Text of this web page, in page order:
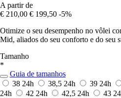
A partir de
€ 210,00 € 199,50 -5%
Otimize o seu desempenho no vôlei
Mid, aliados do seu conforto e do seu
Tamanho
*
Guia de tamanhos
38 24h 38,5 24h 39 24h
24h
42 24h 42,5 24h 43